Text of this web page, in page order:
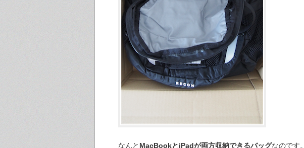
なんと MacBookとiPadが両方収納できるバッグなのです。